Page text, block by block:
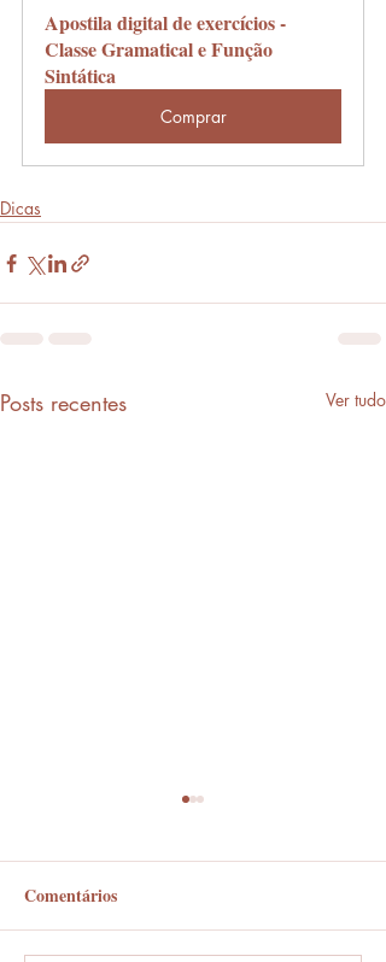
Apostila digital de exercícios -
Classe Gramatical e Função
Sintática
Comprar
Dicas
Posts recentes Ver tudo
Comentários